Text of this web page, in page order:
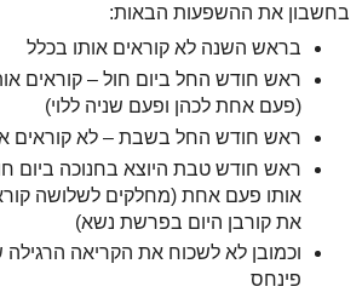
בחשבון את ההשפעות הבאות:
בראש השנה לא קוראים אותו בכלל
ראש חודש החל ביום חול – קוראים
(פעם אחת לכהן ופעם שניה ללוי)
ראש חודש החל בשבת – לא קוראים
ראש חודש טבת היוצא בחנוכה ביום
אותו פעם אחת (מחלקים לשלושה
את קורבן היום בפרשת נשא)
וכמובן לא לשכוח את הקריאה
פינחס